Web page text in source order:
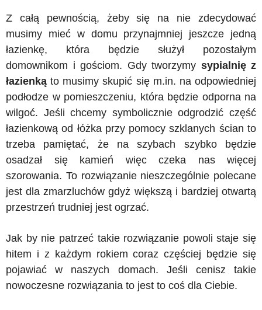
Z całą pewnością, żeby się na nie zdecydować
musimy mieć w domu przynajmniej jeszcze jedną
łazienkę, która będzie służył pozostałym
domownikom i gościom. Gdy tworzymy sypialnię z
łazienkąto musimy skupić się m.in. na odpowiedniej
podłodze w pomieszczeniu, która będzie odporna na
wilgoć. Jeśli chcemy symbolicznie odgrodzić część
łazienkową od łóżka przy pomocy szklanych ścian to
trzeba pamiętać, że na szybach szybko będzie
osadzał się kamień więc czeka nas więcej
szorowania. To rozwiązanie nieszczególnie polecane
jest dla zmarzluchów gdyż większą i bardziej otwartą
przestrzeń trudniej jest ogrzać.
Jak by nie patrzeć takie rozwiązanie powoli staje się
hitem i z każdym rokiem coraz częściej będzie się
pojawiać w naszych domach. Jeśli cenisz takie
nowoczesne rozwiązania to jest to coś dla Ciebie.